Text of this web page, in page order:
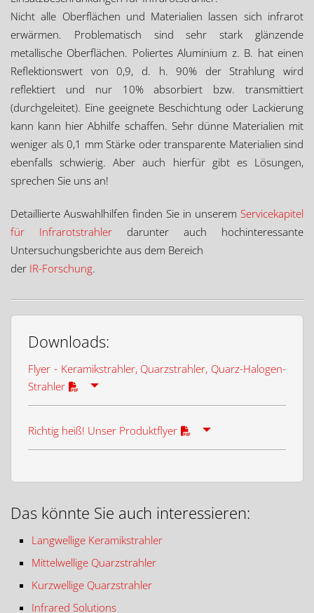
Nicht alle Oberflächen und Materialien lassen sich infrarot
erwärmen. Problematisch sind sehr stark glänzende
metallische Oberflächen. Poliertes Aluminium z. B. hat einen
Reflektionswert von 0,9, d. h. 90% der Strahlung wird
reflektiert und nur 10% absorbiert bzw. transmittiert
(durchgeleitet). Eine geeignete Beschichtung oder Lackierung
kann kann hier Abhilfe schaffen. Sehr dünne Materialien mit
weniger als 0,1 mm Stärke oder transparente Materialien sind
ebenfalls schwierig. Aber auch hierfür gibt es Lösungen,
sprechen Sie uns an!
Detaillierte Auswahlhilfen finden Sie in unserem Servicekapitel
für Infrarotstrahler darunter auch hochinteressante
Untersuchungsberichte aus dem Bereich
der IR-Forschung.
Downloads:
Flyer - Keramikstrahler, Quarzstrahler, Quarz-Halogen-
Strahler
Richtig heiß! Unser Produktflyer
Das könnte Sie auch interessieren:
Langwellige Keramikstrahler
Mittelwellige Quarzstrahler
Kurzwellige Quarzstrahler
Infrared Solutions